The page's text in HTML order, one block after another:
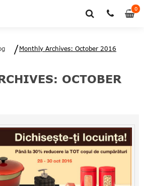
00
Monthly Archives: October 2016
OCTOBER